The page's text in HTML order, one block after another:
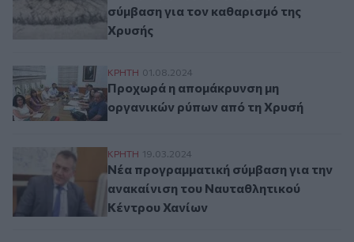
σύμβαση για τον καθαρισμό της
Χρυσής
Προχωρά η απομάκρυνση μη οργανικών
ΚΡΗΤΗ 01.08.2024
Προχωρά η απομάκρυνση μη
οργανικών ρύπων από τη Χρυσή
Νέα προγραμματική σύμβαση για την
ΚΡΗΤΗ 19.03.2024
Νέα προγραμματική σύμβαση για την
ανακαίνιση του Ναυταθλητικού
Κέντρου Χανίων